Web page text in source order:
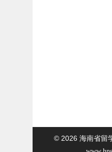
© 2026 海南省留